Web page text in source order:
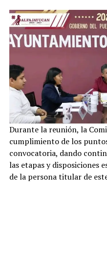
Durante la reunión, la
cumplimiento de los
convocatoria, dando
las etapas y disposiciones
de la persona titular de